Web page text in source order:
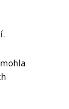
mohla